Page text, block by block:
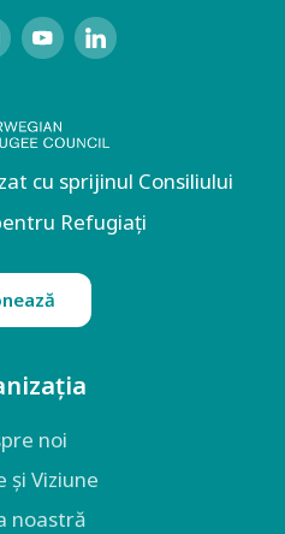
cu sprijinul Consiliului
Refugiați
noi
și Viziune
noastră